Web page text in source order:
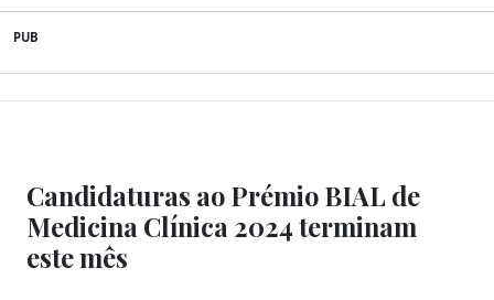
to
content
PUB
Candidaturas ao Prémio BIAL de
Medicina Clínica 2024 terminam
este mês